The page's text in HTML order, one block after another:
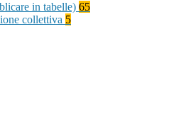
in tabelle) 65
collettiva 5